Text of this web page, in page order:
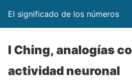
El significado de los números
I Ching, analogías
actividad neuronal